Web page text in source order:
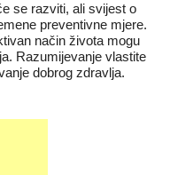
se razviti, ali svijest o
preventivne mjere.
način života mogu
Razumijevanje vlastite
dobrog zdravlja.